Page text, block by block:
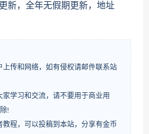
新，全年无假期更新，地址
上传和网络，如有侵权请邮件联系站
学习和交流，请不要用于商业用
!
程，可以投稿到本站，分享有金币